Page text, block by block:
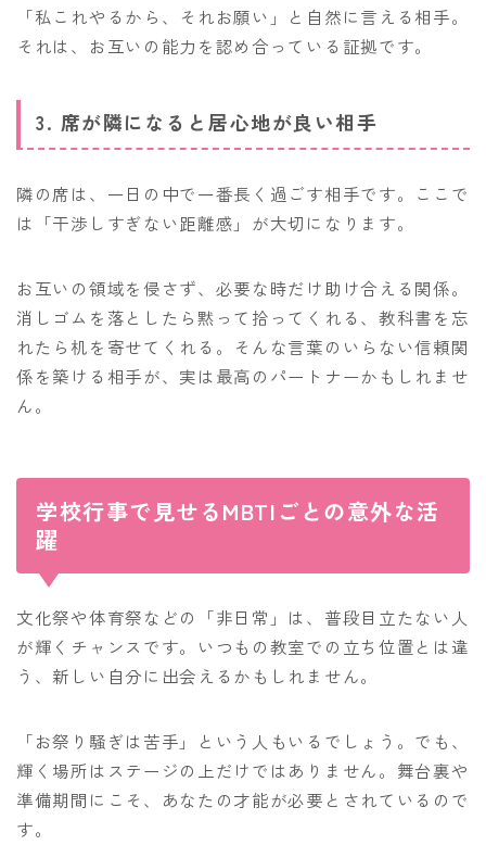
「私これやるから、それお願い」と自然に言える相手。
それは、お互いの能力を認め合っている証拠です。
3. 席が隣になると居心地が良い相手
隣の席は、一日の中で一番長く過ごす相手です。ここで
は「干渉しすぎない距離感」が大切になります。
お互いの領域を侵さず、必要な時だけ助け合える関係。
消しゴムを落としたら黙って拾ってくれる、教科書を忘
れたら机を寄せてくれる。そんな言葉のいらない信頼関
係を築ける相手が、実は最高のパートナーかもしれませ
ん。
学校行事で見せるMBTIごとの意外な活
躍
文化祭や体育祭などの「非日常」は、普段目立たない人
が輝くチャンスです。いつもの教室での立ち位置とは違
う、新しい自分に出会えるかもしれません。
「お祭り騒ぎは苦手」という人もいるでしょう。でも、
輝く場所はステージの上だけではありません。舞台裏や
準備期間にこそ、あなたの才能が必要とされているので
す。